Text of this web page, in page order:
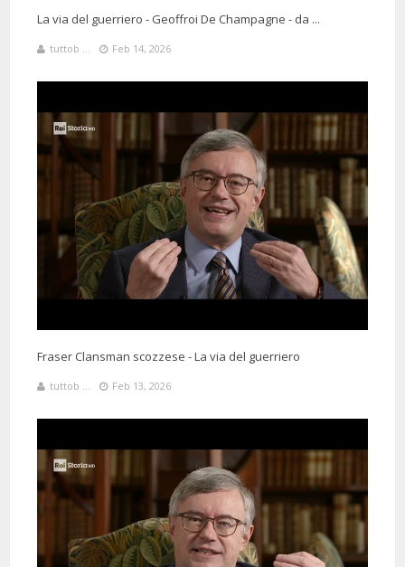
La via del guerriero - Geoffroi De Champagne - da ...
tuttob ... Feb 14, 2026
Fraser Clansman scozzese - La via del guerriero
tuttob ... Feb 13, 2026